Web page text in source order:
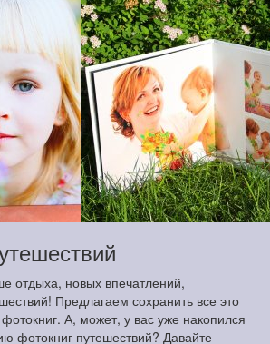
отдыха, новых впечатлений,
Предлагаем сохранить все это
А, может, у вас уже накопился
фотокниг путешествий? Давайте